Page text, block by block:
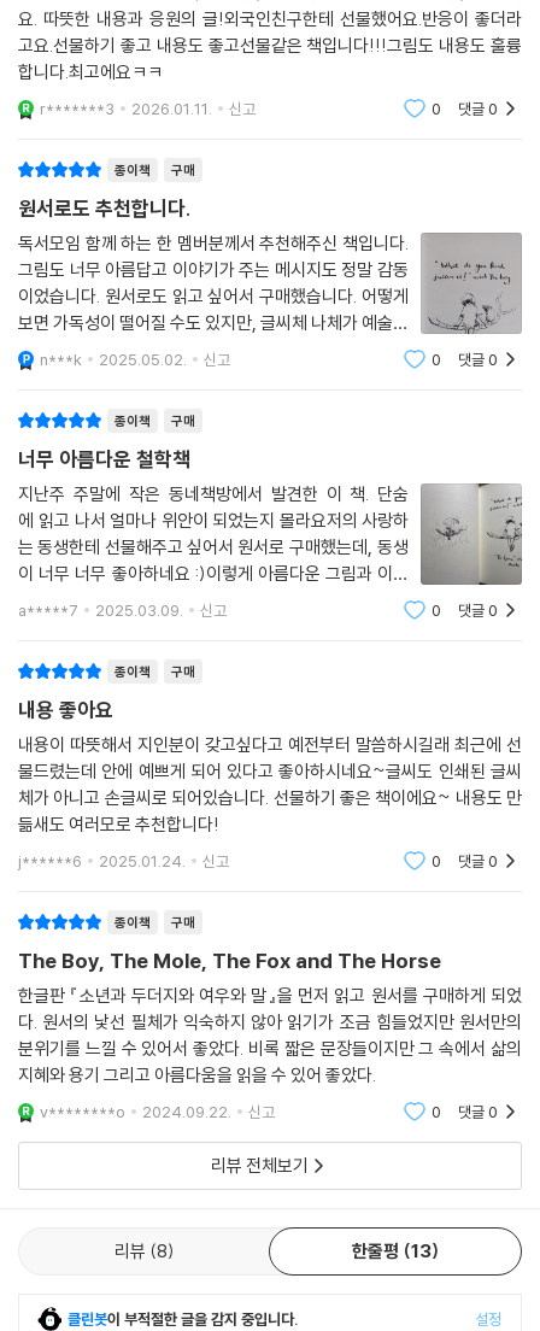
요. 따뜻한 내용과 응원의 글!외국인친구한테 선물했어요.반응이 좋더라
고요.선물하기 좋고 내용도 좋고선물같은 책입니다!!!그림도 내용도 훌륭
합니다.최고에요ㅋㅋ
r*******3 2026.01.11. 신고 0 댓글0
종이책 구매
원서로도 추천합니다.
독서모임 함께 하는 한 멤버분께서 추천해주신 책입니다.
그림도 너무 아름답고 이야기가 주는 메시지도 정말 감동
이었습니다. 원서로도 읽고 싶어서 구매했습니다. 어떻게
보면 가독성이 떨어질 수도 있지만, 글씨체 나체가 예술로
보입니다. 그림과 어우러져 너무 예쁩니다.
n***k 2025.05.02. 신고 0 댓글0
종이책 구매
너무 아름다운 철학책
지난주 주말에 작은 동네책방에서 발견한 이 책. 단숨
에 읽고 나서 얼마나 위안이 되었는지 몰라요저의 사랑하
는 동생한테 선물해주고 싶어서 원서로 구매했는데, 동생
이 너무 너무 좋아하네요 :)이렇게 아름다운 그림과 이야
기로 책을 만들어준 찰리 매커시께 고마운 마음 전하고 싶
a*****7 2025.03.09. 신고 0 댓글0
종이책 구매
내용 좋아요
내용이 따뜻해서 지인분이 갖고싶다고 예전부터 말씀하시길래 최근에 선
물드렸는데 안에 예쁘게 되어 있다고 좋아하시네요~글씨도 인쇄된 글씨
체가 아니고 손글씨로 되어있습니다. 선물하기 좋은 책이에요~ 내용도 만
듦새도 여러모로 추천합니다!
j******6 2025.01.24. 신고 0 댓글0
종이책 구매
The Boy, The Mole, The Fox and The Horse
한글판 『소년과 두더지와 여우와 말』을 먼저 읽고 원서를 구매하게 되었
다. 원서의 낯선 필체가 익숙하지 않아 읽기가 조금 힘들었지만 원서만의
분위기를 느낄 수 있어서 좋았다. 비록 짧은 문장들이지만 그 속에서 삶의
지혜와 용기 그리고 아름다움을 읽을 수 있어 좋았다.
v********o 2024.09.22. 신고 0 댓글0
리뷰 전체보기
리뷰 8 한줄평 13
클린봇이 부적절한 글을 감지 중입니다. 설정